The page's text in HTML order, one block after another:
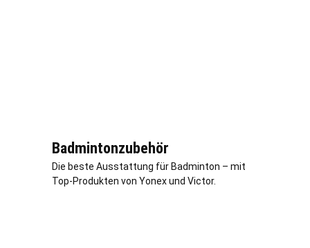
Badmintonzubehör
Die beste Ausstattung für Badminton – mit
Top-Produkten von Yonex und Victor.